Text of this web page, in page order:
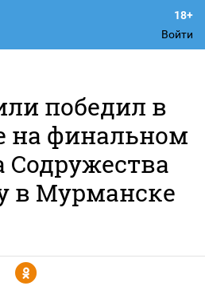
Войти
победил в
на финальном
Содружества
в Мурманске
Y